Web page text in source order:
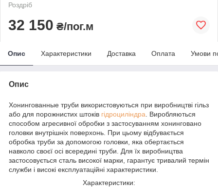
Роздріб
32 150 ₴/пог.м
Опис Характеристики Доставка Оплата Умови
Опис
Хонингованные труби використовуються при виробництві гільз
або для порожнистих штоків гідроциліндра . Виробляються
способом агресивної обробки з застосуванням хонинговано
головки внутрішніх поверхонь. При цьому відбувається
обробка труби за допомогою головки, яка обертається
навколо своєї осі всередині труби. Для їх виробництва
застосовується сталь високої марки, гарантує тривалий термін
служби і високі експлуатаційні характеристики.
Характеристики: